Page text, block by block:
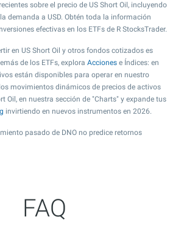
sobre el precio de US Short Oil, incluyendo
demanda a USD. Obtén toda la información
efectivas en los ETFs de R StocksTrader.
en US Short Oil y otros fondos cotizados es
de los ETFs, explora Acciones e Índices: en
están disponibles para operar en nuestro
movimientos dinámicos de precios de activos
Oil, en nuestra sección de "Charts" y expande tus
invirtiendo en nuevos instrumentos en 2026.
pasado de DNO no predice retornos
FAQ